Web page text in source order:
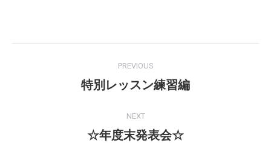
navigation
PREVIOUS
Previous
特別レッスン練習編
NEXT
Next
☆年度末発表会☆